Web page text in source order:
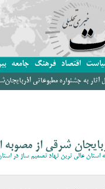
اقتصاد فرهنگ جامعه
آثار به جشنواره مطبوعاتی
شرقی از مصوبه
استان عالی ترین نهاد تصمیم ساز در